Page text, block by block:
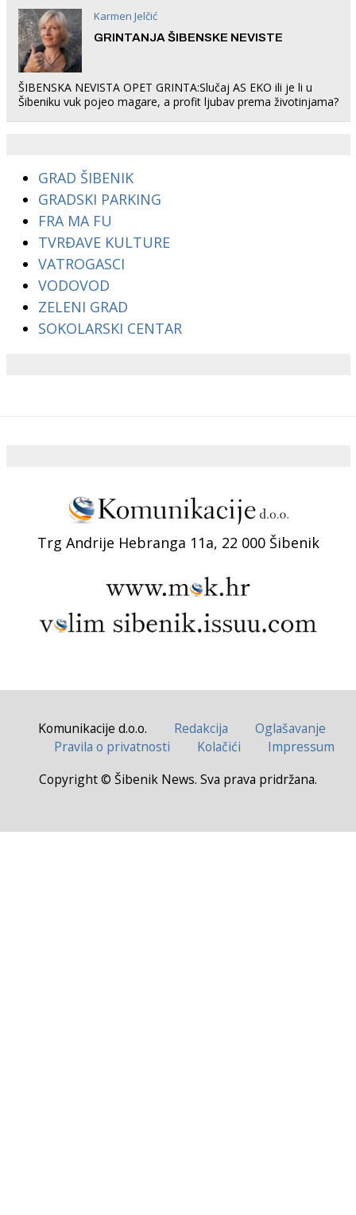
Karmen Jelčić
GRINTANJA ŠIBENSKE NEVISTE
ŠIBENSKA NEVISTA OPET GRINTA:Slučaj AS EKO ili je li u
Šibeniku vuk pojeo magare, a profit ljubav prema životinjama?
GRAD ŠIBENIK
GRADSKI PARKING
FRA MA FU
TVRĐAVE KULTURE
VATROGASCI
VODOVOD
ZELENI GRAD
SOKOLARSKI CENTAR
Trg Andrije Hebranga 11a, 22 000 Šibenik
Komunikacije d.o.o. Redakcija
Oglašavanje
Pravila o privatnosti
Kolačići
Impressum
Copyright © Šibenik News. Sva prava pridržana.